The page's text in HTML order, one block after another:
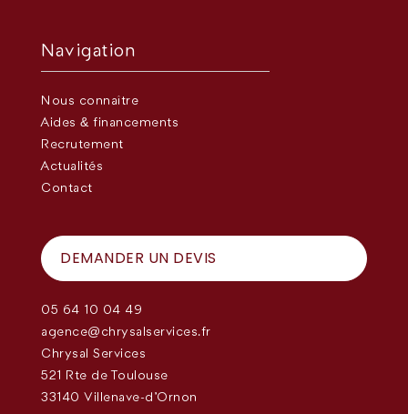
Navigation
Nous connaître
Aides & financements
Recrutement
Actualités
Contact
DEMANDER UN DEVIS
05 64 10 04 49
agence@chrysalservices.fr
Chrysal Services
521 Rte de Toulouse
33140 Villenave-d'Ornon